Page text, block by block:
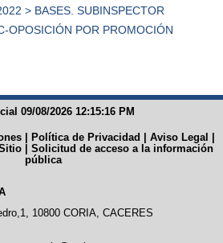
> BASES. SUBINSPECTOR
OPOSICIÓN POR PROMOCIÓN
09/08/2026 12:15:16 PM
| Política de Privacidad Aviso Legal
Solicitud de acceso a la información
pública
10800 CORIA, CACERES